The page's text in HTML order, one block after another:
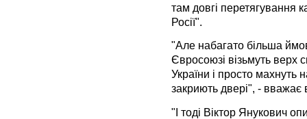
там довгі перетягування
Росії".
"Але набагато більша
Євросоюзі візьмуть верх
України і просто махнуть
закриють двері", - вважає
"І тоді Віктор Янукович